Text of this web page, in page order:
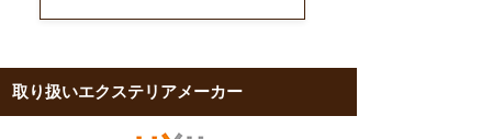
取り扱いエクステリアメーカー